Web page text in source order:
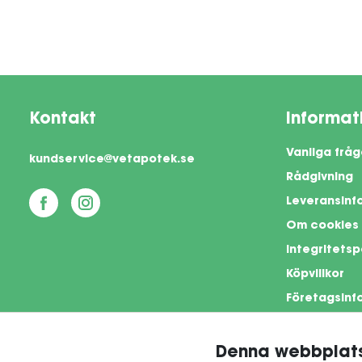
Denna
Kontakt
kundservice@vetapotek.se
Vanliga
Rådgivning
Om cookies
Köpvillkor
This